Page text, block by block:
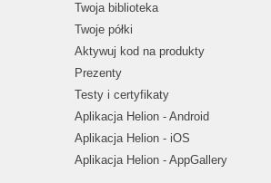
Twoja biblioteka
Twoje półki
Aktywuj kod na produkty
Prezenty
Testy i certyfikaty
Aplikacja Helion - Android
Aplikacja Helion - iOS
Aplikacja Helion - AppGallery